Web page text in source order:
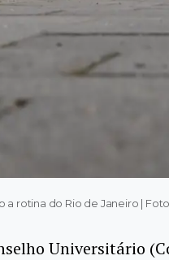
rotina do Rio de Janeiro |
Universitário